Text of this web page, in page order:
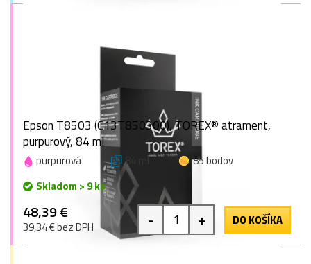
Epson T8503 (C13T850300), TOREX® atrament,
purpurový, 84 ml
purpurová 84 ml
85 bodov
Skladom > 9 ks
48,39 €
39,34 € bez DPH - + DO KOŠÍKA